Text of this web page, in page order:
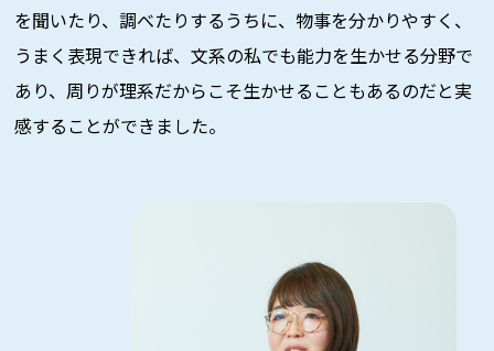
を聞いたり、調べたりするうちに、物事を分かりやすく、
うまく表現できれば、文系の私でも能力を生かせる分野で
あり、周りが理系だからこそ生かせることもあるのだと実
感することができました。